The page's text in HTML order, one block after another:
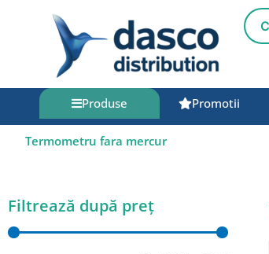
Produse Promotii
Termometru fara mercur
Filtrează după preț
minim
maxim